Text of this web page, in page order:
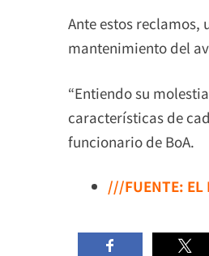
Ante estos
mantenimiento del
“Entiendo su
características de
funcionario de BoA.
///FUENTE: